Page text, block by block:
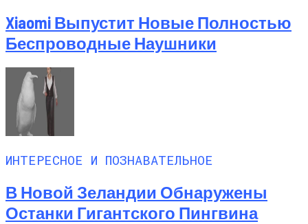
Xiaomi Выпустит Новые Полностью
Беспроводные Наушники
ИНТЕРЕСНОЕ И ПОЗНАВАТЕЛЬНОЕ
В Новой Зеландии Обнаружены
Останки Гигантского Пингвина